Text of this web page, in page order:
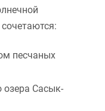
песчаных
озера Сасык-